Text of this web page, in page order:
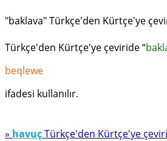
"baklava" Türkçe'den Kürtçe'ye
Türkçe'den Kürtçe'ye çeviride “
beqlewe
ifadesi kullanılır.
» havuçTürkçe'den Kürtçe'ye